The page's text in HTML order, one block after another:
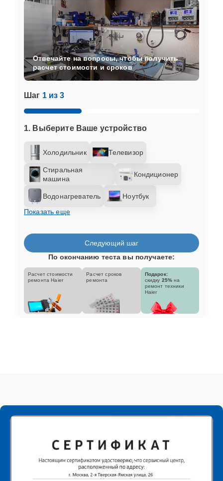
Шаг 1 из 3
1. Выберите Ваше устройство
Холодильник Телевизор
Стиральная
машина
Кондиционер
Водонагреватель
Ноутбук
Показать еще
Отвечайте на вопросы, чтобы получить
расчет стоимости и сроков
Следующий шаг
По окончанию теста вы получаете:
Расчет стоимости
ремонта Haier
Расчет сроков
ремонта
Подарок:
скидку 25% на
ремонт техники
Haier